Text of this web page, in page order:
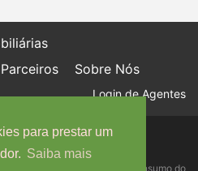
para prestar um
Saiba mais
Parceiros
Sobre Nós
Login de Agentes
Arbitragem de Conflitos de Consumo do